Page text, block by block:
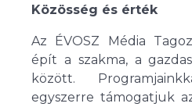
Közösség és érték
Az ÉVOSZ Média
épít a szakma, a
között.
egyszerre támogatjuk